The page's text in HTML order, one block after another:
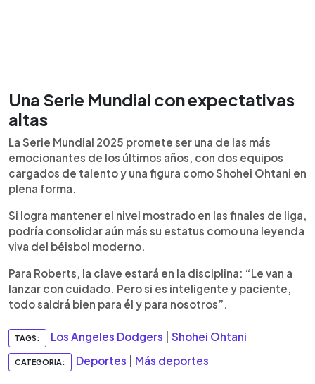
Una Serie Mundial con expectativas
altas
La Serie Mundial 2025 promete ser una de las más
emocionantes de los últimos años, con dos equipos
cargados de talento y una figura como Shohei Ohtani en
plena forma.
Si logra mantener el nivel mostrado en las finales de liga,
podría consolidar aún más su estatus como una leyenda
viva del béisbol moderno.
Para Roberts, la clave estará en la disciplina: “Le van a
lanzar con cuidado. Pero si es inteligente y paciente,
todo saldrá bien para él y para nosotros”.
TAGS: Los Angeles Dodgers Shohei Ohtani
CATEGORIA: Deportes Más deportes